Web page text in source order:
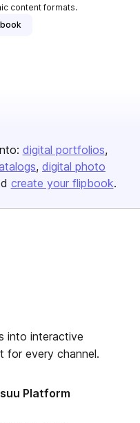
content formats.
digital portfolios
digital photo
create your flipbook.
into interactive
for every channel.
Platform